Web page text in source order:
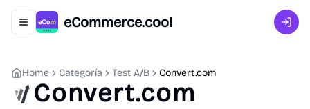
Abrir menú de navegación
eCommerce.cool
Home Categoría Test A/B Convert.com
Convert.com